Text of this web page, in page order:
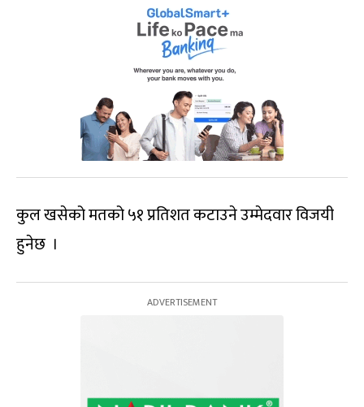
कुल खसेको मतको ५१ प्रतिशत कटाउने उम्मेदवार विजयी
हुनेछ ।